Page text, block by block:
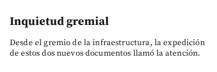
Inquietud gremial
Desde el gremio de la infraestructura, la expedición
de estos dos nuevos documentos llamó la atención.